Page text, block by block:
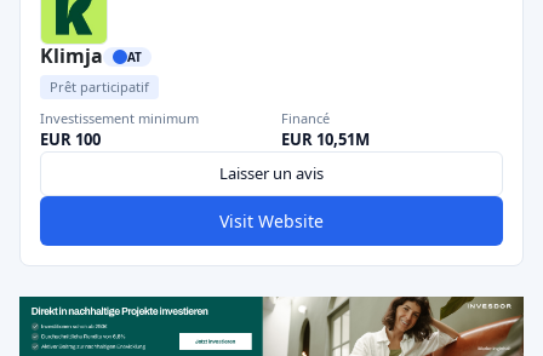
Klimja AT
Prêt participatif
Investissement minimum
EUR 100
Financé
EUR 10,51M
Laisser un avis
Visit Website